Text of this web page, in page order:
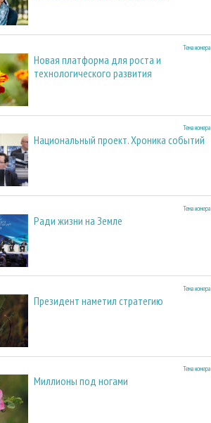
Тема номера
Новая платформа для роста и
технологического развития
Тема номера
Национальный проект. Хроника событий
Тема номера
Ради жизни на Земле
Тема номера
Президент наметил стратегию
Тема номера
Миллионы под ногами